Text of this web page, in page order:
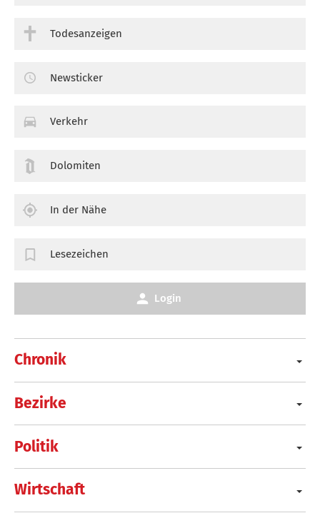
Chronik
Bezirke
Politik
Wirtschaft
Todesanzeigen
Newsticker
Verkehr
Dolomiten
In der Nähe
Lesezeichen
Login